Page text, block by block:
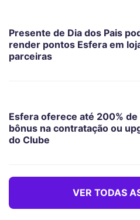
Presente de Dia dos Pais
render pontos Esfera em
parceiras
Esfera oferece até 200% de
bônus na contratação ou
do Clube
VER TODAS